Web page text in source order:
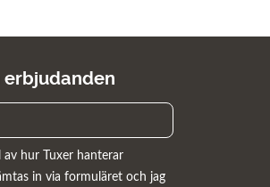
erbjudanden
av hur Tuxer hanterar
in via formuläret och jag